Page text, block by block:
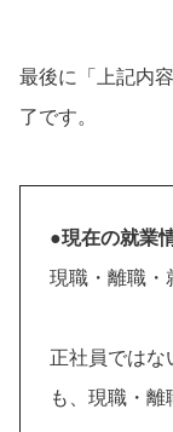
最後に「上記内
了です。
●現在の就業
現職・離職・
正社員ではな
も、現職・離